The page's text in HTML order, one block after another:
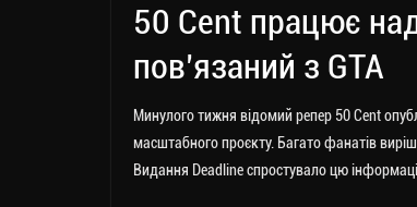
50 Cent працює
пов’язаний з GTA
Минулого тижня відомий репер 50 Cent
масштабного проєкту. Багато фанатів
Видання Deadline спростувало цю